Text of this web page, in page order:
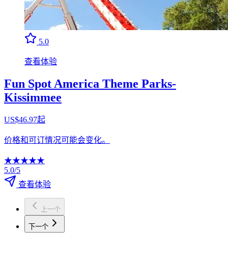
5.0
查看体验
Fun Spot America Theme Parks-
Kissimmee
US$46.97起
价格和可订情况可能会变化。
★★★★★
5.0/5
查看体验
上一个
下一个